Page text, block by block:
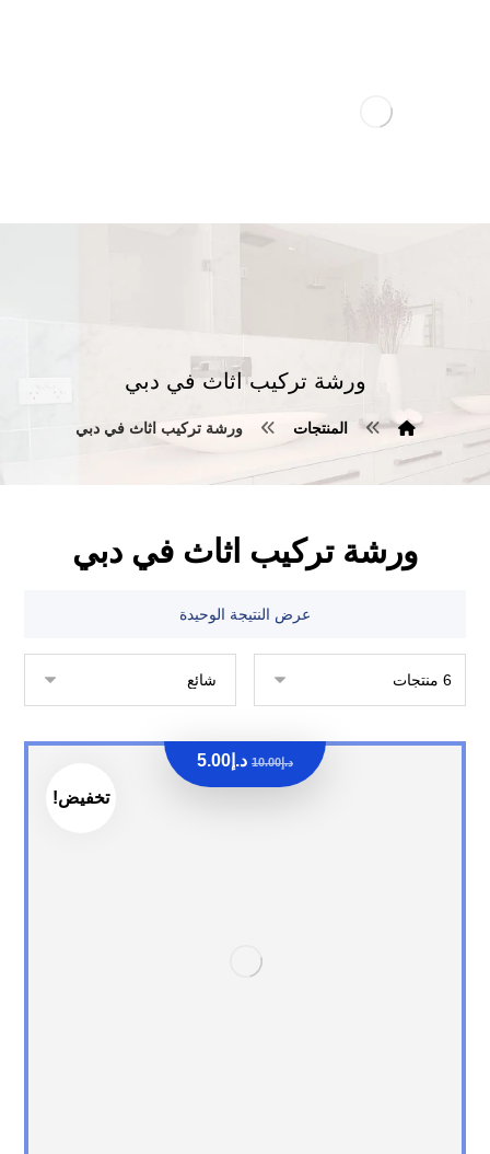
ورشة تركيب اثاث في دبي
المنتجات ورشة تركيب اثاث في دبي
ورشة تركيب اثاث في دبي
عرض النتيجة الوحيدة
تخفيض!
د.إ10.00 د.إ 5.00